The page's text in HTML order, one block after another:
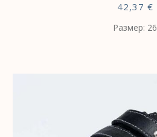
42,37 €
Размер: 26